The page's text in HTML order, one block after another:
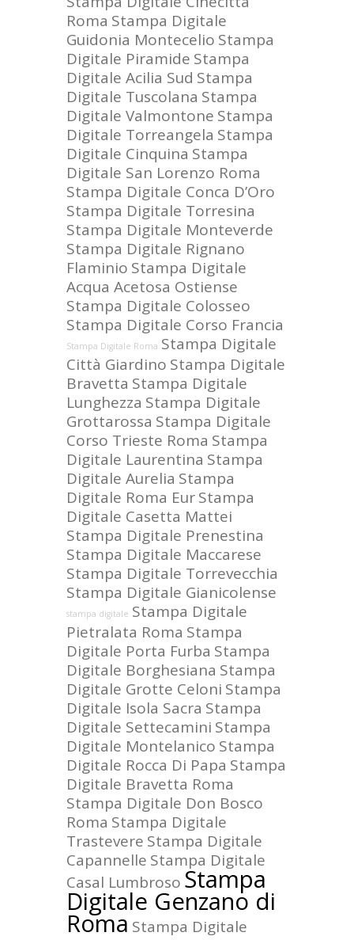
Roma Stampa Digitale
Guidonia Montecelio Stampa
Digitale Piramide Stampa
Digitale Acilia Sud Stampa
Digitale Tuscolana Stampa
Digitale Valmontone Stampa
Digitale Torreangela Stampa
Digitale Cinquina Stampa
Digitale San Lorenzo Roma
Stampa Digitale Conca D’Oro
Stampa Digitale Torresina
Stampa Digitale Monteverde
Stampa Digitale Rignano
Flaminio Stampa Digitale
Acqua Acetosa Ostiense
Stampa Digitale Colosseo
Stampa Digitale Corso Francia
Stampa Digitale Roma Stampa Digitale
Città Giardino Stampa Digitale
Bravetta Stampa Digitale
Lunghezza Stampa Digitale
Grottarossa Stampa Digitale
Corso Trieste Roma Stampa
Digitale Laurentina Stampa
Digitale Aurelia Stampa
Digitale Roma EurStampa
Digitale Casetta Mattei
Stampa Digitale Prenestina
Stampa Digitale Maccarese
Stampa Digitale Torrevecchia
Stampa Digitale Gianicolense
stampa digitale Stampa Digitale
Pietralata Roma Stampa
Digitale Porta Furba Stampa
Digitale Borghesiana Stampa
Digitale Grotte Celoni Stampa
Digitale Isola Sacra Stampa
Digitale Settecamini Stampa
Digitale Montelanico Stampa
Digitale Rocca Di Papa Stampa
Digitale Bravetta Roma
Stampa Digitale Don Bosco
Roma Stampa Digitale
Trastevere Stampa Digitale
Capannelle Stampa Digitale
Casal Lumbroso Stampa
Digitale Genzano di
Roma Stampa Digitale